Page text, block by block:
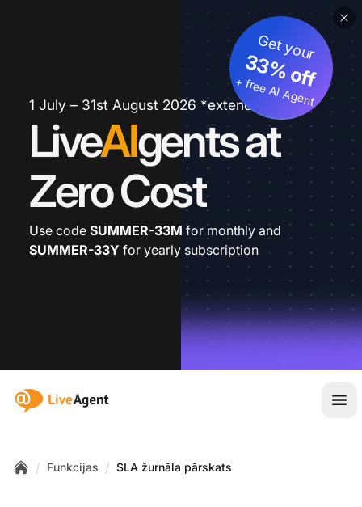
1 July – 31st August 2026 *extended
LiveAIgents at
Zero Cost
Get your
33% off
+ free AI Agent
Use code SUMMER-33M for monthly and
SUMMER-33Y for yearly subscription
:site.title
/ Funkcijas / SLA žurnāla pārskats